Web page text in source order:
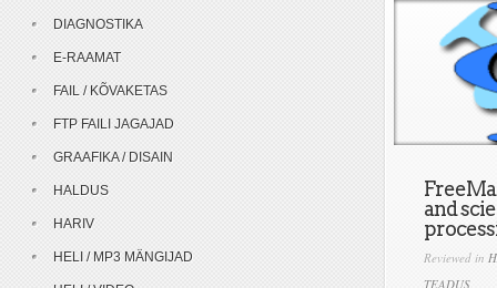
and
Reviewed in
TEADUS
DIAGNOSTIKA
E-RAAMAT
FAIL / KÕVAKETAS
FTP FAILI JAGAJAD
GRAAFIKA / DISAIN
HALDUS
HARIV
HELI / MP3 MÄNGIJAD